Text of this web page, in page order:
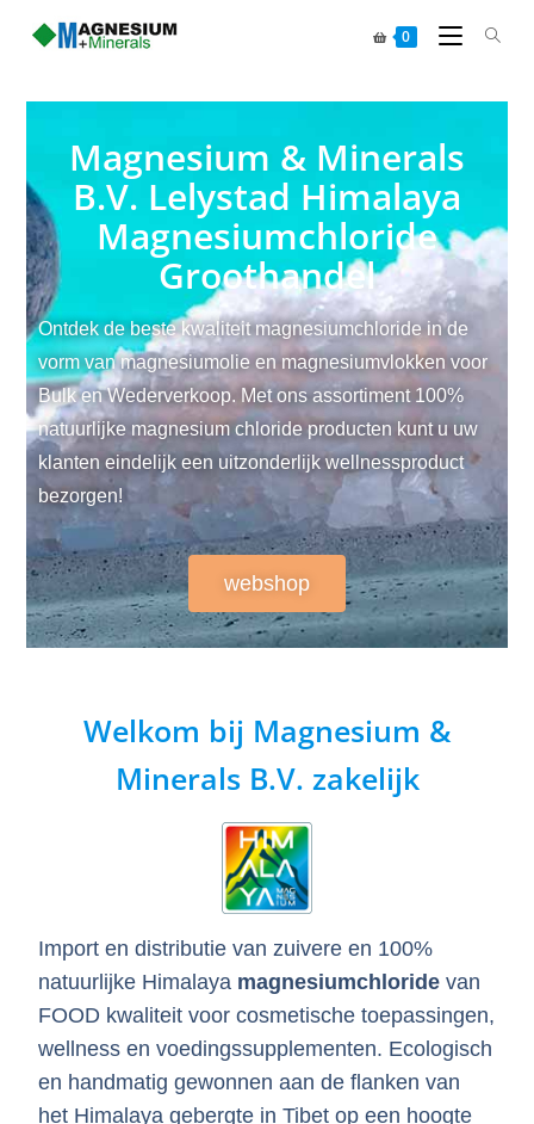
0
Magnesium & Minerals
B.V. Lelystad Himalaya
Magnesiumchloride
Groothandel
Ontdek de beste kwaliteit magnesiumchloride in de
vorm van magnesiumolie en magnesiumvlokken voor
Bulk en Wederverkoop. Met ons assortiment 100%
natuurlijke magnesium chloride producten kunt u uw
klanten eindelijk een uitzonderlijk wellnessproduct
bezorgen!
webshop
Welkom bij Magnesium &
Minerals B.V. zakelijk
Import en distributie van zuivere en 100%
natuurlijke Himalaya magnesiumchloride van
FOOD kwaliteit voor cosmetische toepassingen,
wellness en voedingssupplementen. Ecologisch
en handmatig gewonnen aan de flanken van
het Himalaya gebergte in Tibet op een hoogte